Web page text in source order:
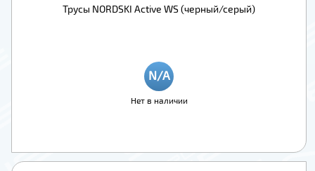
Трусы NORDSKI Active WS (черный/серый)
Нет в наличии